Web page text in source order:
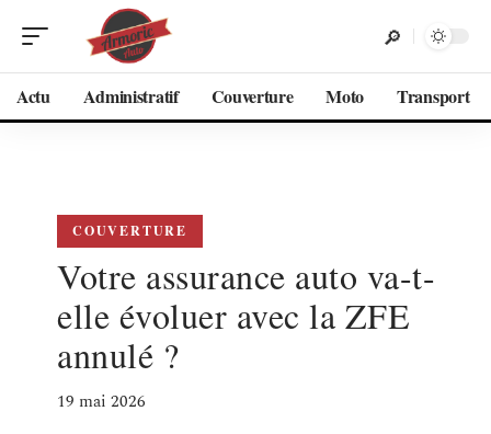
Actu Administratif Couverture Moto Transport
COUVERTURE
Votre assurance auto va-t-
elle évoluer avec la ZFE
annulé ?
19 mai 2026